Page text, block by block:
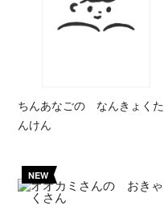
ちんあなごの なんきょくた
んけん
NEW